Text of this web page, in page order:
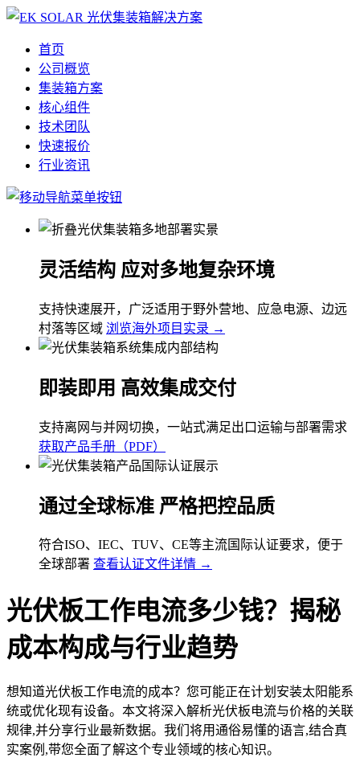
首页
公司概览
集装箱方案
核心组件
技术团队
快速报价
行业资讯
灵活结构 应对多地复杂环境
支持快速展开，广泛适用于野外营地、应急电源、边远
村落等区域 浏览海外项目实录 →
即装即用 高效集成交付
支持离网与并网切换，一站式满足出口运输与部署需求
获取产品手册（PDF）
通过全球标准 严格把控品质
符合ISO、IEC、TUV、CE等主流国际认证要求，便于
全球部署 查看认证文件详情 →
光伏板工作电流多少钱？揭秘
成本构成与行业趋势
想知道光伏板工作电流的成本？您可能正在计划安装太阳能系
统或优化现有设备。本文将深入解析光伏板电流与价格的关联
规律,并分享行业最新数据。我们将用通俗易懂的语言,结合真
实案例,带您全面了解这个专业领域的核心知识。